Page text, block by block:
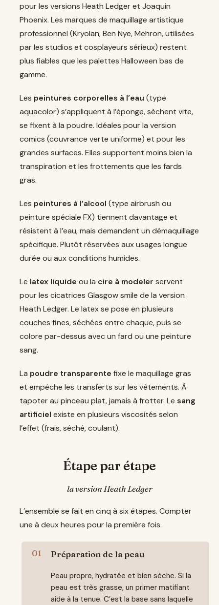
pour les versions Heath Ledger et Joaquin
Phoenix. Les marques de maquillage artistique
professionnel (Kryolan, Ben Nye, Mehron, utilisées
par les studios et cosplayeurs sérieux) restent
plus fiables que les palettes Halloween bas de
gamme.
Les peintures corporelles à l’eau (type
aquacolor) s’appliquent à l’éponge, sèchent vite,
se fixent à la poudre. Idéales pour la version
comics (couvrance verte uniforme) et pour les
grandes surfaces. Elles supportent moins bien la
transpiration et les frottements que les fards
gras.
Les peintures à l’alcool (type airbrush ou
peinture spéciale FX) tiennent davantage et
résistent à l’eau, mais demandent un démaquillage
spécifique. Plutôt réservées aux usages longue
durée ou aux conditions humides.
Le latex liquide ou la cire à modeler servent
pour les cicatrices Glasgow smile de la version
Heath Ledger. Le latex se pose en plusieurs
couches fines, séchées entre chaque, puis se
colore par-dessus avec un fard ou une peinture
sang.
La poudre transparente fixe le maquillage gras
et empêche les transferts sur les vêtements. À
tapoter au pinceau plat, jamais à frotter. Le sang
artificiel existe en plusieurs viscosités selon
l’effet (frais, séché, coulant).
Étape par étape
la version Heath Ledger
L’ensemble se fait en cinq à six étapes. Compter
une à deux heures pour la première fois.
Préparation de la peau
Peau propre, hydratée et bien sèche. Si la
peau est très grasse, un primer matifiant
aide à la tenue. C’est la base sans laquelle